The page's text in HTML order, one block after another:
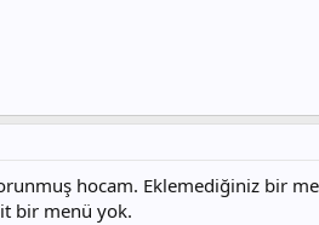
hocam. Eklemediğiniz bir
bir menü yok.